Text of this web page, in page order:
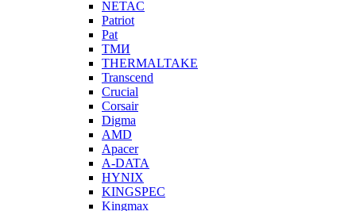
NETAC
Patriot
Pat
ТМИ
THERMALTAKE
Transcend
Crucial
Corsair
Digma
AMD
Apacer
A-DATA
HYNIX
KINGSPEC
Kingmax